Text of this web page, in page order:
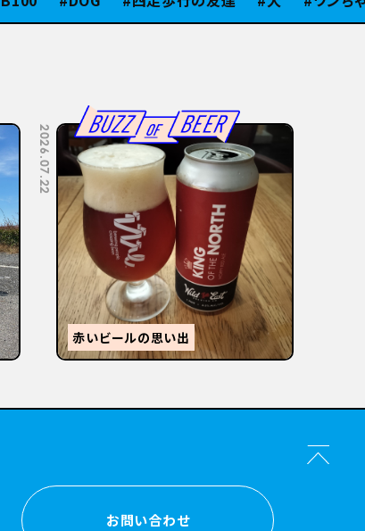
2026.07.08
森的ビール人生②
お問い合わせ